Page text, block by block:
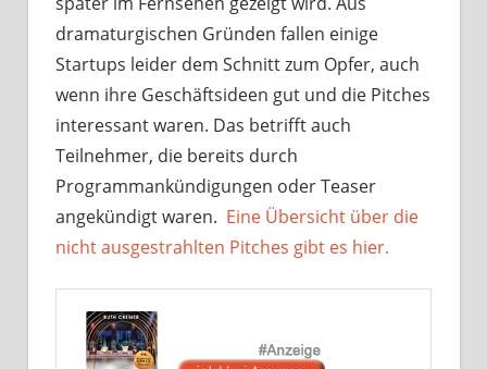
dramaturgischen Gründen fallen einige
Startups leider dem Schnitt zum Opfer, auch
wenn ihre Geschäftsideen gut und die Pitches
interessant waren. Das betrifft auch
Teilnehmer, die bereits durch
Programmankündigungen oder Teaser
angekündigt waren. Eine Übersicht über die
nicht ausgestrahlten Pitches gibt es hier.